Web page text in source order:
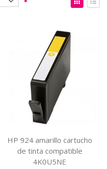
como
HP 924 amarillo cartucho
de tinta compatible
4K0U5NE